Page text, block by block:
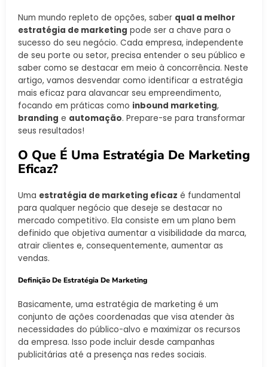
Num mundo repleto de opções, saber qual a melhor
estratégia de marketing pode ser a chave para o
sucesso do seu negócio. Cada empresa, independente
de seu porte ou setor, precisa entender o seu público e
saber como se destacar em meio à concorrência. Neste
artigo, vamos desvendar como identificar a estratégia
mais eficaz para alavancar seu empreendimento,
focando em práticas como inbound marketing,
branding e automação. Prepare-se para transformar
seus resultados!
O Que É Uma Estratégia De Marketing
Eficaz?
Uma estratégia de marketing eficaz é fundamental
para qualquer negócio que deseje se destacar no
mercado competitivo. Ela consiste em um plano bem
definido que objetiva aumentar a visibilidade da marca,
atrair clientes e, consequentemente, aumentar as
vendas.
Definição De Estratégia De Marketing
Basicamente, uma estratégia de marketing é um
conjunto de ações coordenadas que visa atender às
necessidades do público-alvo e maximizar os recursos
da empresa. Isso pode incluir desde campanhas
publicitárias até a presença nas redes sociais.